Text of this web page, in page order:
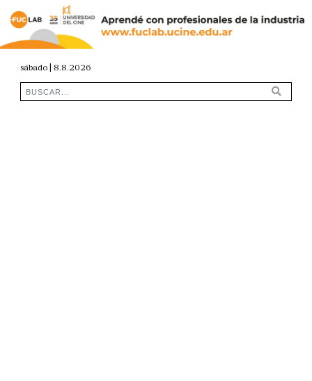
sábado | 8.8.2026